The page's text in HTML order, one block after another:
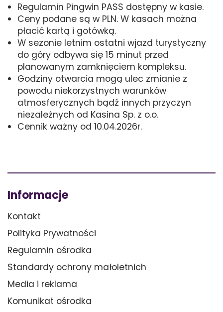
Regulamin Pingwin PASS dostępny w kasie.
Ceny podane są w PLN. W kasach można
płacić kartą i gotówką.
W sezonie letnim ostatni wjazd turystyczny
do góry odbywa się 15 minut przed
planowanym zamknięciem kompleksu.
Godziny otwarcia mogą ulec zmianie z
powodu niekorzystnych warunków
atmosferycznych bądź innych przyczyn
niezależnych od Kasina Sp. z o.o.
Cennik ważny od 10.04.2026r.
Informacje
Kontakt
Polityka Prywatności
Regulamin ośrodka
Standardy ochrony małoletnich
Media i reklama
Komunikat ośrodka